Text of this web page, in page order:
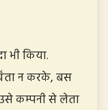
भी किया.
न करके, बस
कम्पनी से लेता